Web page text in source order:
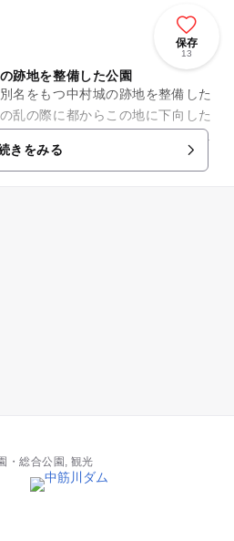
保存
13
跡地を整備した公園
名をもつ中村城の跡地を整備した
乱の際に都からこの地に下向した
為松氏を家老として取り立て、為
...
きをみる
・総合公園, 観光